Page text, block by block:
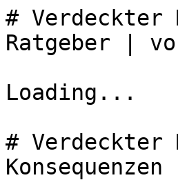
# Verdeckter
Ratgeber |
Loading...
#
Konsequenzen